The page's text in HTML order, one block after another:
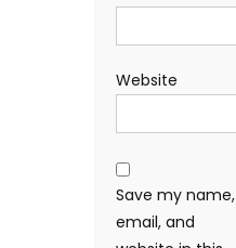
Website
Save my name,
email, and